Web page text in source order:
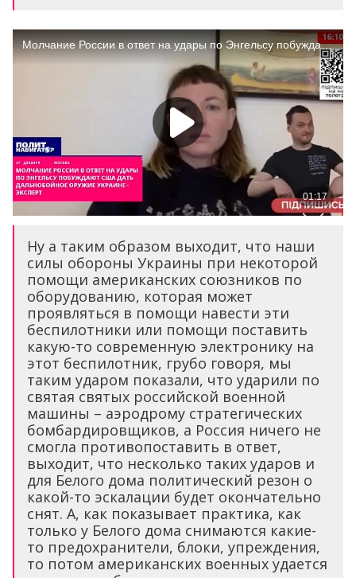
Ну а таким образом выходит, что наши
силы обороны Украины при некоторой
помощи американских союзников по
оборудованию, которая может
проявляться в помощи навести эти
беспилотники или помощи поставить
какую-то современную электронику на
этот беспилотник, грубо говоря, мы
таким ударом показали, что ударили по
святая святых российской военной
машины – аэродрому стратегических
бомбардировщиков, а Россия ничего не
смогла противопоставить в ответ,
выходит, что несколько таких ударов и
для Белого дома политический резон о
какой-то эскалации будет окончательно
снят. А, как показывает практика, как
только у Белого дома снимаются какие-
то предохранители, блоки, упреждения,
то потом американских военных удается